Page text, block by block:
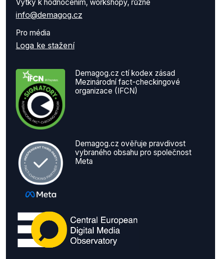
Výtky k hodnocením, workshopy, různé
info@demagog.cz
Pro média
Loga ke stažení
Demagog.cz ctí kodex zásad
Mezinárodní fact-checkingové
organizace (IFCN)
Demagog.cz ověřuje pravdivost
vybraného obsahu pro společnost
Meta